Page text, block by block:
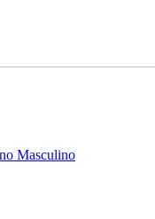
Masculino